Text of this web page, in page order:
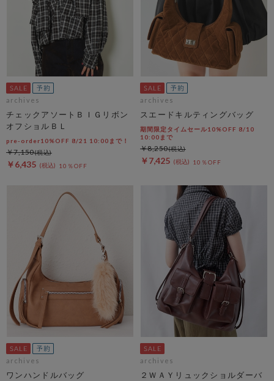
archives
チェックアソートＢＩＧリボン
オフショルＢＬ
pre-order10%OFF 8/21 10:00まで！
￥6,435 10％OFF
￥7,150
archives
スエードキルティングバッグ
期間限定タイムセール10%OFF 8/10
10:00まで
￥7,425 10％OFF
￥8,250
archives
ワンハンドルバッグ
archives
２ＷＡＹリュックショルダーバ